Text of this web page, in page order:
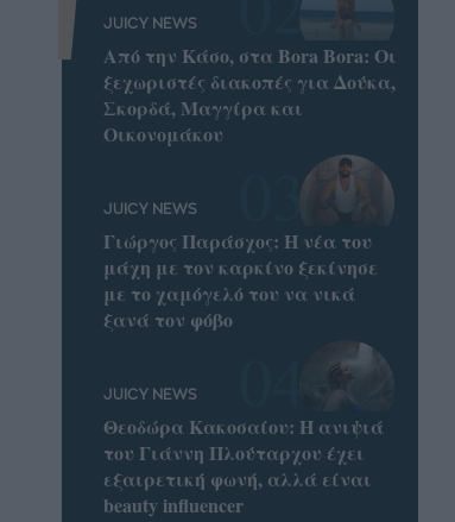
JUICY NEWS
Από την Κάσο, στα Bora Bora: Οι
ξεχωριστές διακοπές για Δούκα,
Σκορδά, Μαγγίρα και
Οικονομάκου
JUICY NEWS
Γιώργος Παράσχος: Η νέα του
μάχη με τον καρκίνο ξεκίνησε
με το χαμόγελό του να νικά
ξανά τον φόβο
JUICY NEWS
Θεοδώρα Κακοσαίου: Η ανιψιά
του Γιάννη Πλούταρχου έχει
εξαιρετική φωνή, αλλά είναι
beauty influencer